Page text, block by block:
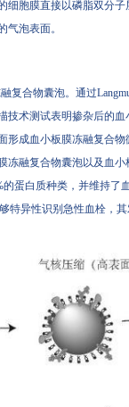
的细胞膜直接以磷脂双分
表面。
合物囊泡。通过
技术测试表明掺杂后的
形成血小板膜冻融复合物微
膜冻融复合物囊泡以及血
白质种类，并维持
特异性识别急性血栓